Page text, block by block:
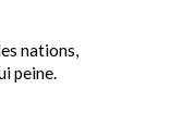
nations,
peine.